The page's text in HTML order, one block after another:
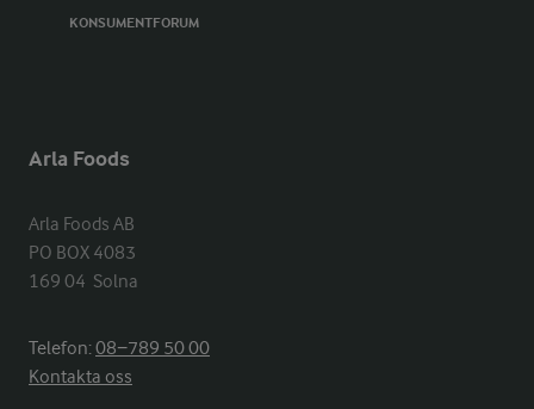
KONSUMENTFORUM
Arla Foods
Arla Foods AB
PO BOX 4083
169 04  Solna
Telefon:08−789 50 00
Kontakta oss